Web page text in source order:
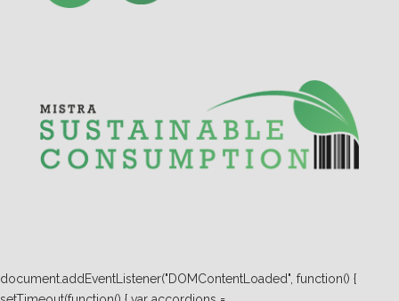
document.addEventListener("DOMContentLoaded", function() {